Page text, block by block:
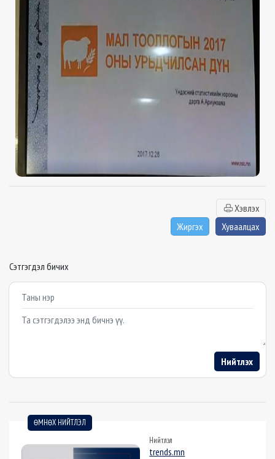
Хэвлэх
Жиргэх
Хуваалцах
Сэтгэгдэл бичих
Example textarea
Нийтлэх
ӨМНӨХ НИЙТЛЭЛ
Нийтлэл
trends.mn